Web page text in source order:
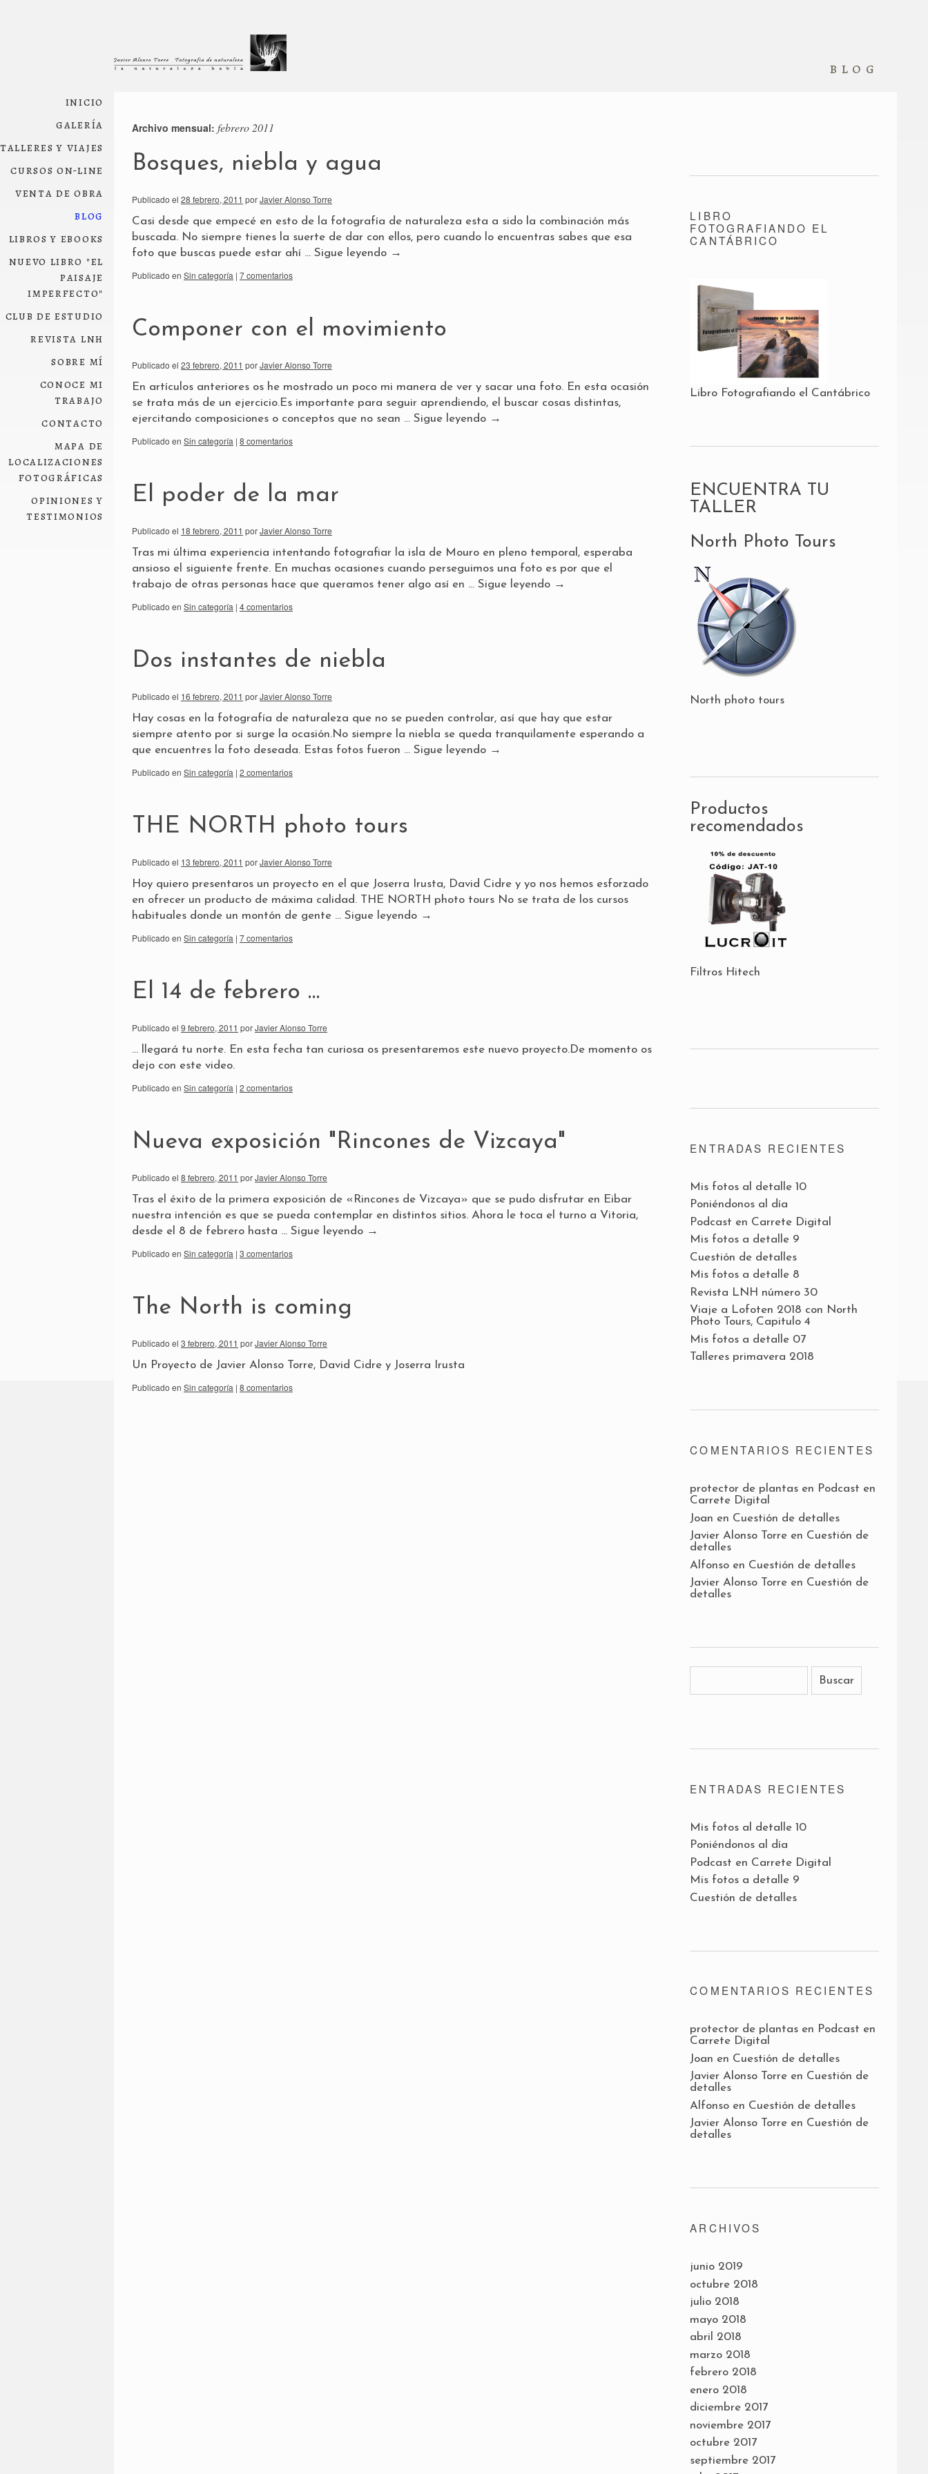
inicio
galería
talleres y viajes
cursos on-line
venta de obra
blog
libros y ebooks
nuevo libro "el
paisaje
imperfecto"
club de estudio
revista lnh
sobre mí
conoce mi
trabajo
contacto
mapa de
localizaciones
fotográficas
opiniones y
testimonios
blog
Archivo mensual: febrero 2011
Bosques, niebla y agua
Publicado el 28 febrero, 2011 porJavier Alonso Torre
Casi desde que empecé en esto de la fotografía de naturaleza esta a sido la combinación más
buscada. No siempre tienes la suerte de dar con ellos, pero cuando lo encuentras sabes que esa
foto que buscas puede estar ahí … Sigue leyendo →
Publicado en Sin categoría | 7 comentarios
Componer con el movimiento
Publicado el 23 febrero, 2011 porJavier Alonso Torre
En artículos anteriores os he mostrado un poco mi manera de ver y sacar una foto. En esta ocasión
se trata más de un ejercicio.Es importante para seguir aprendiendo, el buscar cosas distintas,
ejercitando composiciones o conceptos que no sean … Sigue leyendo →
Publicado en Sin categoría | 8 comentarios
El poder de la mar
Publicado el 18 febrero, 2011 porJavier Alonso Torre
Tras mi última experiencia intentando fotografiar la isla de Mouro en pleno temporal, esperaba
ansioso el siguiente frente. En muchas ocasiones cuando perseguimos una foto es por que el
trabajo de otras personas hace que queramos tener algo así en … Sigue leyendo →
Publicado en Sin categoría | 4 comentarios
Dos instantes de niebla
Publicado el 16 febrero, 2011 porJavier Alonso Torre
Hay cosas en la fotografía de naturaleza que no se pueden controlar, así que hay que estar
siempre atento por si surge la ocasión.No siempre la niebla se queda tranquilamente esperando a
que encuentres la foto deseada. Estas fotos fueron … Sigue leyendo →
Publicado en Sin categoría | 2 comentarios
THE NORTH photo tours
Publicado el 13 febrero, 2011 porJavier Alonso Torre
Hoy quiero presentaros un proyecto en el que Joserra Irusta, David Cidre y yo nos hemos esforzado
en ofrecer un producto de máxima calidad. THE NORTH photo tours No se trata de los cursos
habituales donde un montón de gente … Sigue leyendo →
Publicado en Sin categoría | 7 comentarios
El 14 de febrero …
Publicado el 9 febrero, 2011 porJavier Alonso Torre
… llegará tu norte. En esta fecha tan curiosa os presentaremos este nuevo proyecto.De momento os
dejo con este video.
Publicado en Sin categoría | 2 comentarios
Nueva exposición "Rincones de Vizcaya"
Publicado el 8 febrero, 2011 porJavier Alonso Torre
Tras el éxito de la primera exposición de «Rincones de Vizcaya» que se pudo disfrutar en Eibar
nuestra intención es que se pueda contemplar en distintos sitios. Ahora le toca el turno a Vitoria,
desde el 8 de febrero hasta … Sigue leyendo →
Publicado en Sin categoría | 3 comentarios
The North is coming
Publicado el 3 febrero, 2011 porJavier Alonso Torre
Un Proyecto de Javier Alonso Torre, David Cidre y Joserra Irusta
Publicado en Sin categoría | 8 comentarios
LIBRO
FOTOGRAFIANDO EL
CANTÁBRICO
Libro Fotografiando el Cantábrico
ENCUENTRA TU
TALLER
North Photo Tours
North photo tours
Productos
recomendados
Filtros Hitech
ENTRADAS RECIENTES
Mis fotos al detalle 10
Poniéndonos al día
Podcast en Carrete Digital
Mis fotos a detalle 9
Cuestión de detalles
Mis fotos a detalle 8
Revista LNH número 30
Viaje a Lofoten 2018 con North
Photo Tours, Capitulo 4
Mis fotos a detalle 07
Talleres primavera 2018
COMENTARIOS RECIENTES
protector de plantas en Podcast en
Carrete Digital
Joan en Cuestión de detalles
Javier Alonso Torre en Cuestión de
detalles
Alfonso en Cuestión de detalles
Javier Alonso Torre en Cuestión de
detalles
ENTRADAS RECIENTES
Mis fotos al detalle 10
Poniéndonos al día
Podcast en Carrete Digital
Mis fotos a detalle 9
Cuestión de detalles
COMENTARIOS RECIENTES
protector de plantas en Podcast en
Carrete Digital
Joan en Cuestión de detalles
Javier Alonso Torre en Cuestión de
detalles
Alfonso en Cuestión de detalles
Javier Alonso Torre en Cuestión de
detalles
ARCHIVOS
junio 2019
octubre 2018
julio 2018
mayo 2018
abril 2018
marzo 2018
febrero 2018
enero 2018
diciembre 2017
noviembre 2017
octubre 2017
septiembre 2017